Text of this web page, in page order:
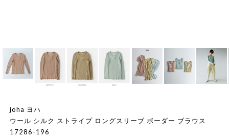
joha ヨハ
ウール シルク ストライプ ロングスリーブ ボーダー ブラウス
17286-196